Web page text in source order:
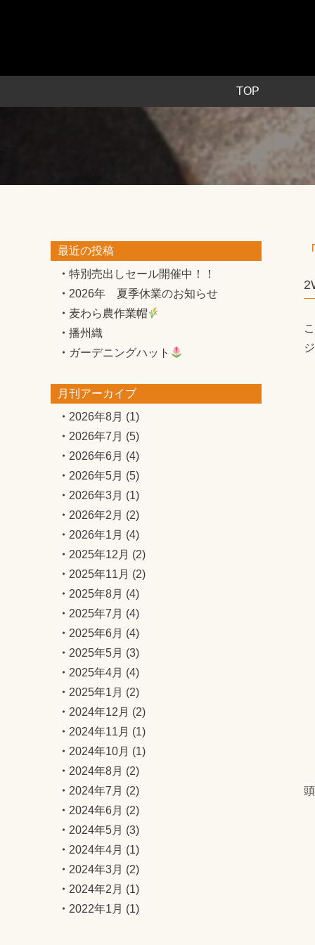
TOP
最近の投稿
特別売出しセール開催中！！
2026年 夏季休業のお知らせ
麦わら農作業帽
播州織
ガーデニングハット
月刊アーカイブ
2026年8月 (1)
2026年7月 (5)
2026年6月 (4)
2026年5月 (5)
2026年3月 (1)
2026年2月 (2)
2026年1月 (4)
2025年12月 (2)
2025年11月 (2)
2025年8月 (4)
2025年7月 (4)
2025年6月 (4)
2025年5月 (3)
2025年4月 (4)
2025年1月 (2)
2024年12月 (2)
2024年11月 (1)
2024年10月 (1)
2024年8月 (2)
2024年7月 (2)
2024年6月 (2)
2024年5月 (3)
2024年4月 (1)
2024年3月 (2)
2024年2月 (1)
2022年1月 (1)